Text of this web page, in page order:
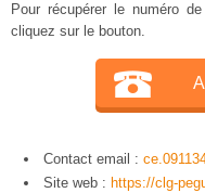
Pour récupérer le numéro
cliquez sur le bouton.
Contact email :
Site web : https://clg-